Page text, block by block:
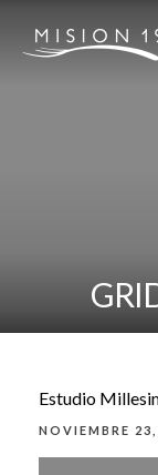
Estudio
NOVIEMBRE